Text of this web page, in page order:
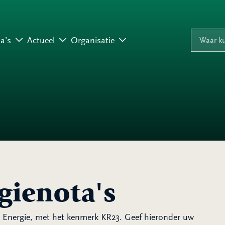
Naar inhoud
Naar
Actueel Organisatie
Waar
met het kenmerk KR23. Geef hieronder uw